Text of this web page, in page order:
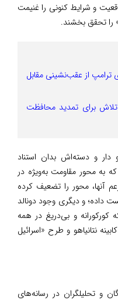
و شرایط کنونی را غنیمت
را تحقق بخشند.
ترامپ از عقب‌نشینی مقابل
تلاش برای تمدید محافظت
دار و دسته‌اش بدان استناد
به محور مقاومت به‌ویژه در
آنها، محور را تضعیف کرده
داده؛ و دیگری وجود دونالد
و بی‌دریغ در همه
نتانیاهو و طرح «اسرائیل
و تحلیلگران در رسانه‌های